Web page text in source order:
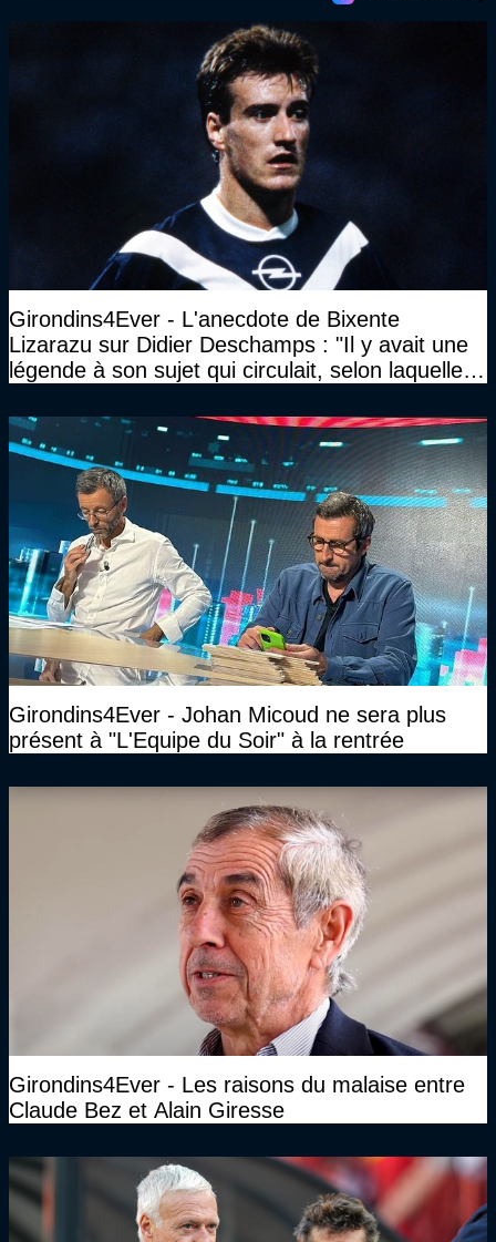
Girondins4Ever - L'anecdote de Bixente
Lizarazu sur Didier Deschamps : "Il y avait une
légende à son sujet qui circulait, selon laquelle il
Girondins4Ever - Johan Micoud ne sera plus
présent à "L'Equipe du Soir" à la rentrée
Girondins4Ever - Les raisons du malaise entre
Claude Bez et Alain Giresse